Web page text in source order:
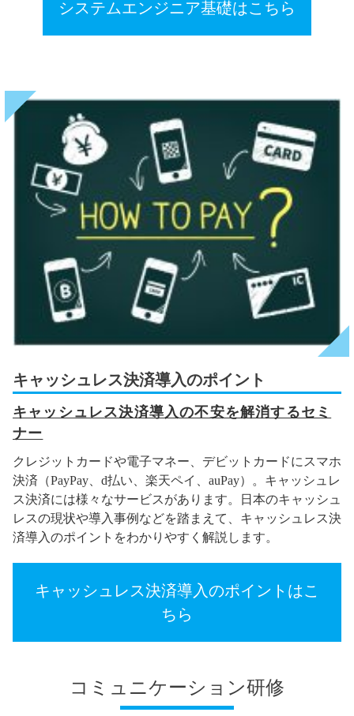
システムエンジニア基礎はこちら
キャッシュレス決済導入のポイント
キャッシュレス決済導入の不安を解消するセミ
ナー
クレジットカードや電子マネー、デビットカードにスマホ
決済（PayPay、d払い、楽天ペイ、auPay）。キャッシュレ
ス決済には様々なサービスがあります。日本のキャッシュ
レスの現状や導入事例などを踏まえて、キャッシュレス決
済導入のポイントをわかりやすく解説します。
キャッシュレス決済導入のポイントはこ
ちら
コミュニケーション研修